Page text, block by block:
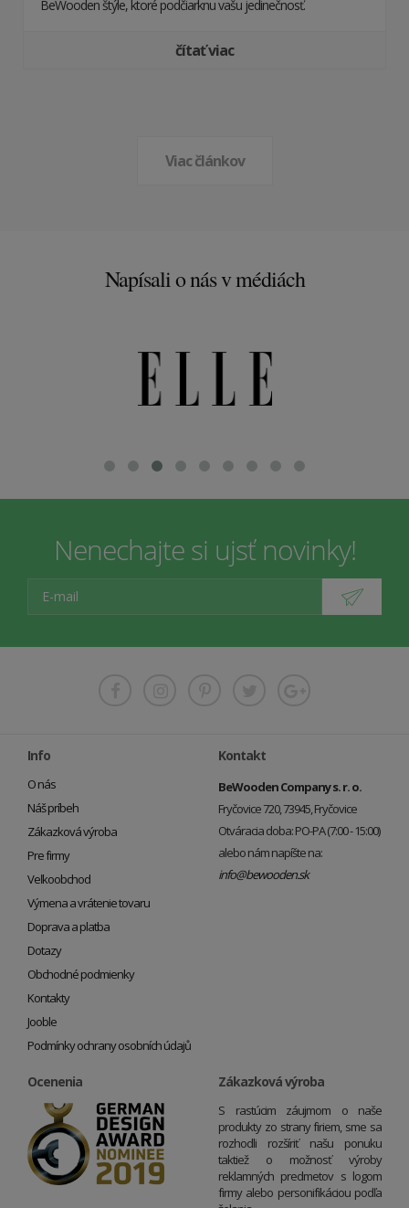
BeWooden štýle, ktoré podčiarknu vašu jedinečnosť.
čítať viac
Viac článkov
Napísali o nás v médiách
Nenechajte si ujsť novinky!
Info
O nás
Náš príbeh
Zákazková výroba
Pre firmy
Veľkoobchod
Výmena a vrátenie tovaru
Doprava a platba
Dotazy
Obchodné podmienky
Kontakty
Jooble
Podmínky ochrany osobních údajů
Kontakt
BeWooden Company s. r. o.
Fryčovice 720, 73945, Fryčovice
Otváracia doba: PO-PA (7:00 - 15:00)
alebo nám napíšte na:
info@bewooden.sk
Ocenenia Zákazková výroba
S rastúcim záujmom o naše
produkty zo strany firiem, sme sa
rozhodli rozšíriť našu ponuku
taktiež o možnosť výroby
reklamných predmetov s logom
firmy alebo personifikáciou podľa